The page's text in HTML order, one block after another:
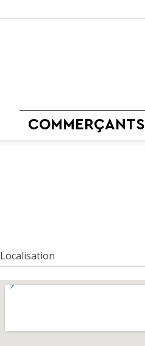
COMMERÇANTS
Localisation